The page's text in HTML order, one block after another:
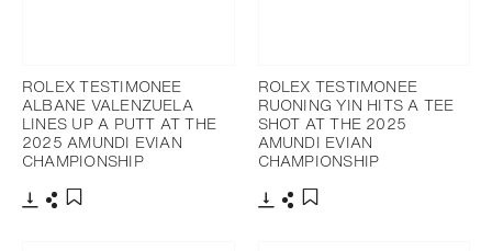
ROLEX TESTIMONEE
ALBANE VALENZUELA
LINES UP A PUTT AT THE
2025 AMUNDI EVIAN
CHAMPIONSHIP
ROLEX TESTIMONEE
RUONING YIN HITS A TEE
SHOT AT THE 2025
AMUNDI EVIAN
CHAMPIONSHIP